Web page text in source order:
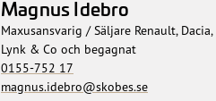
Magnus Idebro
Maxusansvarig / Säljare Renault, Dacia,
Lynk & Co och begagnat
0155-752 17
magnus.idebro@skobes.se